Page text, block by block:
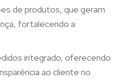
de produtos, que geram
fortalecendo a
integrado, oferecendo
ao cliente no